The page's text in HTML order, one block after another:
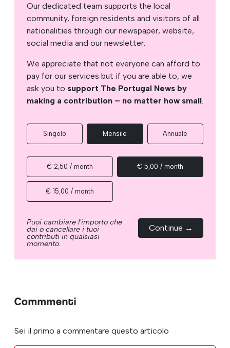
Our dedicated team supports the local
community, foreign residents and visitors of all
nationalities through our newspaper, website,
social media and our newsletter.
We appreciate that not everyone can afford to
pay for our services but if you are able to, we
ask you to support The Portugal News by
making a contribution – no matter how small.
Singolo Mensile Annuale
€ 2,50 / month € 5,00 / month
€ 15,00 / month
Puoi cambiare l'importo che
dai o cancellare i tuoi
contributi in qualsiasi
momento.
Continue →
Commmenti
Sei il primo a commentare questo articolo